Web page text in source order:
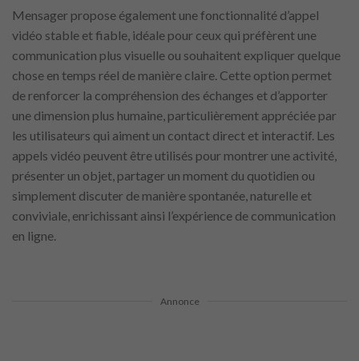
Mensager propose également une fonctionnalité d’appel
vidéo stable et fiable, idéale pour ceux qui préfèrent une
communication plus visuelle ou souhaitent expliquer quelque
chose en temps réel de manière claire. Cette option permet
de renforcer la compréhension des échanges et d’apporter
une dimension plus humaine, particulièrement appréciée par
les utilisateurs qui aiment un contact direct et interactif. Les
appels vidéo peuvent être utilisés pour montrer une activité,
présenter un objet, partager un moment du quotidien ou
simplement discuter de manière spontanée, naturelle et
conviviale, enrichissant ainsi l’expérience de communication
en ligne.
Annonce